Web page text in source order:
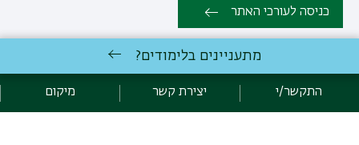
כניסה לעורכי האתר
כל הזכויות שמורות: התוכנית ללימודי ניהול וישוב סכסוכים ומשא
פקס: 03-7384047 |
יצירת קשר
מתעניינים בלימודים?
התקשר/י יצירת קשר מיקום